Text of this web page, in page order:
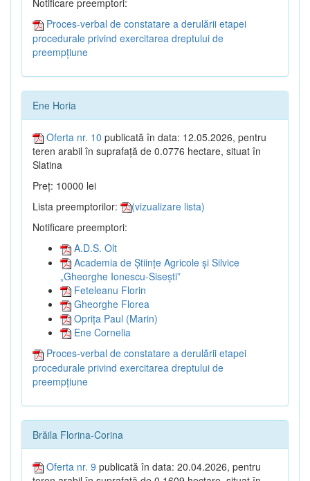
Notificare preemptori:
Proces-verbal de constatare a derulării etapei
procedurale privind exercitarea dreptului de
preempțiune
Ene Horia
Oferta nr. 10 publicată în data: 12.05.2026, pentru
teren arabil în suprafață de 0.0776 hectare, situat în
Slatina
Preț: 10000 lei
Lista preemptorilor:
(vizualizare lista)
Notificare preemptori:
A.D.S. Olt
Academia de Științe Agricole și Silvice
„Gheorghe Ionescu-Sisești”
Feteleanu Florin
Gheorghe Florea
Oprița Paul (Marin)
Ene Cornelia
Proces-verbal de constatare a derulării etapei
procedurale privind exercitarea dreptului de
preempțiune
Brăila Florina-Corina
Oferta nr. 9 publicată în data: 20.04.2026, pentru